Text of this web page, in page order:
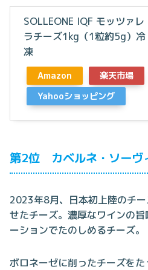
SOLLEONE IQF モッツァレ
ラチーズ1kg（1粒約5g）冷
凍
Amazon
楽天市場
Yahooショッピング
第2位 カベルネ・ソーヴ
2023年8月、日本初上陸のチ
せたチーズ。濃厚なワインの
ーションでたのしめるチーズ。
ボロネーゼに削ったチーズを